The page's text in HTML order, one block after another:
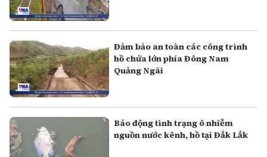
Đảm bảo an toàn các công trình
hồ chứa lớn phía Đông Nam
Quảng Ngãi
Báo động tình trạng ô nhiễm
nguồn nước kênh, hồ tại Đắk Lắk